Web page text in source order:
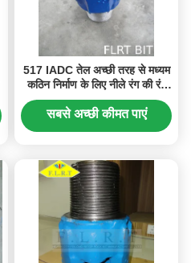
517 IADC तेल अच्छी तरह से मध्यम
कठिन निर्माण के लिए नीले रंग की रंग
ड्रिल बिट
सबसे अच्छी कीमत पाएं